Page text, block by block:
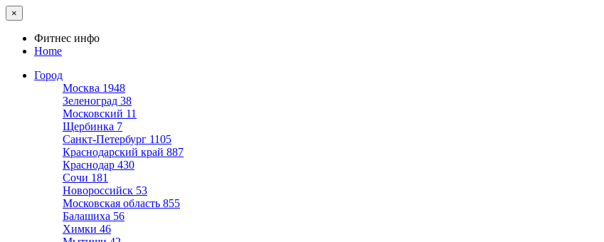
×
Фитнес инфо
Home
Город
Москва 1948
Зеленоград 38
Московский 11
Щербинка 7
Санкт-Петербург 1105
Краснодарский край 887
Краснодар 430
Сочи 181
Новороссийск 53
Московская область 855
Балашиха 56
Химки 46